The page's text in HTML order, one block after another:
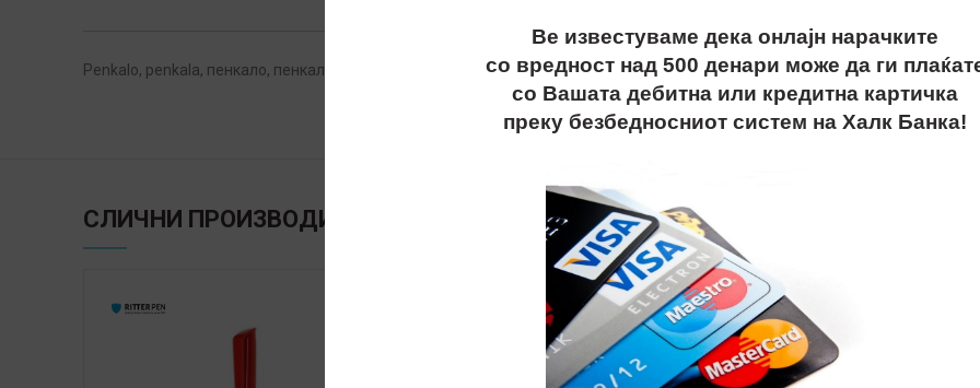
Penkalo, penkala, пенкало, пенкала, plasticno
СЛИЧНИ ПРОИЗВОДИ
SALE
Ве известуваме дека онлајн нарачките
со вредност над 500 денари може да ги
со Вашата дебитна или кредитна картичка
преку безбедносниот систем на Халк Банка!